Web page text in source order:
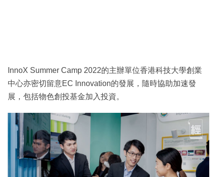
InnoX Summer Camp 2022的主辦單位香港科技大學創業
中心亦密切留意EC Innovation的發展，隨時協助加速發
展，包括物色創投基金加入投資。